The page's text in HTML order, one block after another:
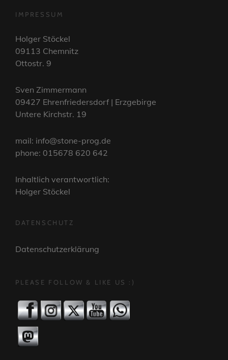
IMPRESSUM
Holger Stöckel
09113 Chemnitz
Ottostr. 9
Sven Zimmermann
09427 Ehrenfriedersdorf | Erzgebirge
Untere Kirchstr. 19
mail: info@stone-prog.de
phone: 015678 620 642
Inhaltlich verantwortlich:
Holger Stöckel
DATENSCHUTZ
Datenschutzerklärung
PLEASE FOLLOW & LIKE US :)